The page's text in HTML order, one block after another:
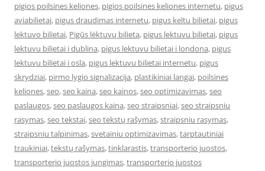
pigios poilsines keliones, pigios poilsines keliones internetu, pigus
aviabilietai, pigus draudimas internetu, pigus keltu bilietai, pigus
lektuvo bilietai, Pigūs lėktuvų bilieta, pigus lektuvu bilietai, pigus
lektuvu bilietai i dublina, pigus lektuvu bilietai i londona, pigus
lektuvu bilietai i osla, pigus lektuvu bilietai internetu, pigus
skrydziai, pirmo lygio signalizacija, plastikiniai langai, poilsines
keliones,seo,seo kaina,seo kainos,seo optimizavimas,seo
paslaugos,seo paslaugos kaina,seo straipsniai,seo straipsniu
rasymas,seo tekstai,seo tekstų rašymas,straipsniu rasymas,
straipsniu talpinimas,svetainiu optimizavimas,tarptautiniai
traukiniai,tekstų rašymas,tinklarastis,transporterio juostos,
transporterio juostos jungimas,transporterio juostos